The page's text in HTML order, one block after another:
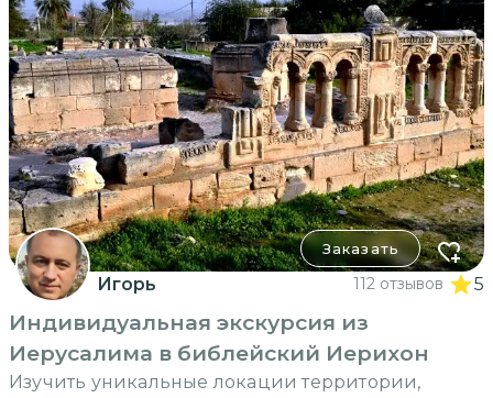
Заказать
Игорь 112 отзывов 5
Индивидуальная экскурсия из
Иерусалима в библейский Иерихон
Изучить уникальные локации территории,